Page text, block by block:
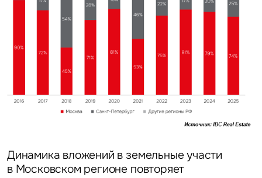
Динамика вложений в земельные участи
в Московском регионе повторяет